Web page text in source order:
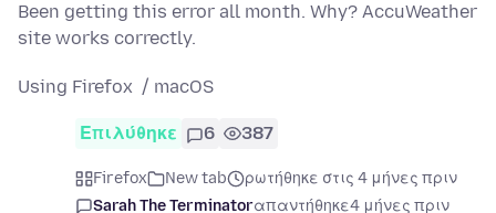
Been getting this error all month. Why? AccuWeather
site works correctly.
Using Firefox / macOS
Επιλύθηκε 6 387
Firefox New tab
ρωτήθηκε στις 4 μήνες πριν
Sarah The Terminatorαπαντήθηκε4 μήνες πριν